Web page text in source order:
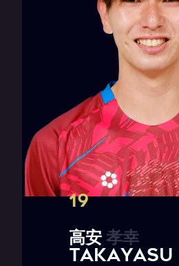
19
高安孝幸
TAKAYASU